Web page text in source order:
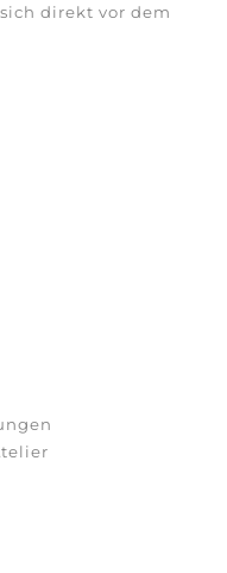
direkt vor dem